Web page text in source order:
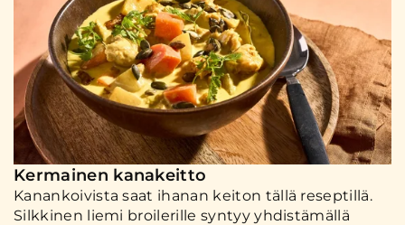
Kermainen kanakeitto
Kanankoivista saat ihanan keiton tällä reseptillä.
Silkkinen liemi broilerille syntyy yhdistämällä